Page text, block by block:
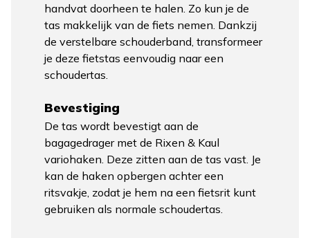
handvat doorheen te halen. Zo kun je de
tas makkelijk van de fiets nemen. Dankzij
de verstelbare schouderband, transformeer
je deze fietstas eenvoudig naar een
schoudertas.
Bevestiging
De tas wordt bevestigt aan de
bagagedrager met de Rixen & Kaul
variohaken. Deze zitten aan de tas vast. Je
kan de haken opbergen achter een
ritsvakje, zodat je hem na een fietsrit kunt
gebruiken als normale schoudertas.